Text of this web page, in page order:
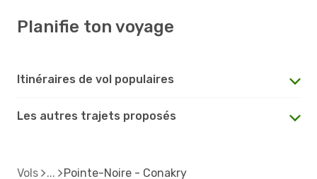
Planifie ton voyage
Itinéraires de vol populaires
Les autres trajets proposés
Vols Pointe-Noire - Conakry